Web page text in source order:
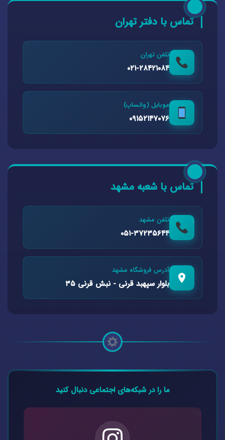
تماس با دفتر تهران
تلفن تهران
۰۲۱-۲۸۴۲۱۰۸۴
موبایل (واتساپ)
۰۹۱۵۲۱۴۷۰۷۶
تماس با شعبه مشهد
تلفن مشهد
۰۵۱-۳۷۲۳۵۶۴۴
آدرس فروشگاه مشهد
بلوار سپهبد قرنی - نبش قرنی ۳۵
ما را در شبکه‌های اجتماعی دنبال کنید